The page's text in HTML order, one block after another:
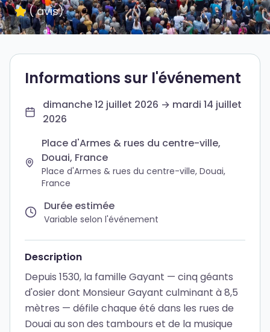
( avis)
Informations sur l'événement
dimanche 12 juillet 2026 → mardi 14 juillet
2026
Place d'Armes & rues du centre-ville,
Douai, France
Place d'Armes & rues du centre-ville, Douai,
France
Durée estimée
Variable selon l'événement
Description
Depuis 1530, la famille Gayant — cinq géants
d'osier dont Monsieur Gayant culminant à 8,5
mètres — défile chaque été dans les rues de
Douai au son des tambours et de la musique